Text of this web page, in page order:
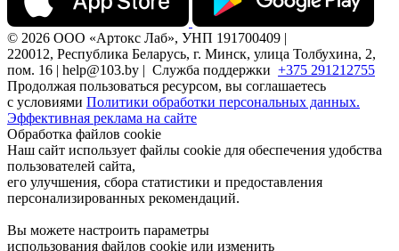
© 2026 ООО «Артокс Лаб», УНП 191700409 |
220012, Республика Беларусь, г. Минск, улица Толбухина, 2,
пом. 16 | help@103.by | Служба поддержки +375 291212755
Продолжая пользоваться ресурсом, вы соглашаетесь
с условиями Политики обработки персональных данных.
Эффективная реклама на сайте
Обработка файлов cookie
Наш сайт использует файлы cookie для обеспечения удобства
пользователей сайта,
его улучшения, сбора статистики и предоставления
персонализированных рекомендаций.
Вы можете настроить параметры
использования файлов cookie или изменить